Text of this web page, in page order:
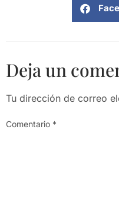
Deja un
Tu dirección de correo
Comentario *